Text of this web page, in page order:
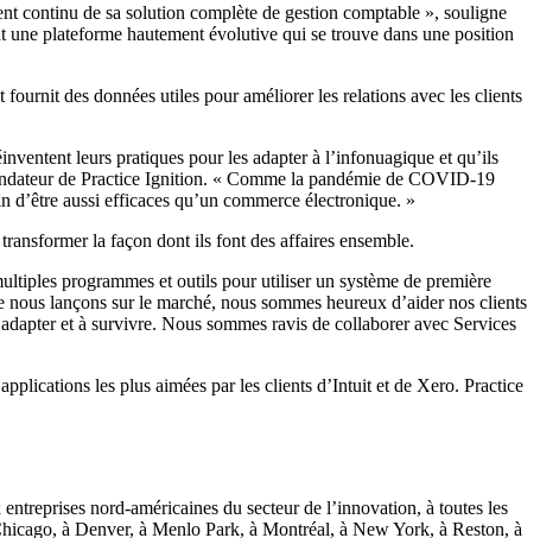
continu de sa solution complète de gestion comptable », souligne
plateforme hautement évolutive qui se trouve dans une position
des données utiles pour améliorer les relations avec les clients
leurs pratiques pour les adapter à l’infonuagique et qu’ils
de Practice Ignition. « Comme la pandémie de COVID-19
aussi efficaces qu’un commerce électronique. »
la façon dont ils font des affaires ensemble.
programmes et outils pour utiliser un système de première
lançons sur le marché, nous sommes heureux d’aider nos clients
et à survivre. Nous sommes ravis de collaborer avec Services
les plus aimées par les clients d’Intuit et de Xero. Practice
nord-américaines du secteur de l’innovation, à toutes les
à Denver, à Menlo Park, à Montréal, à New York, à Reston, à